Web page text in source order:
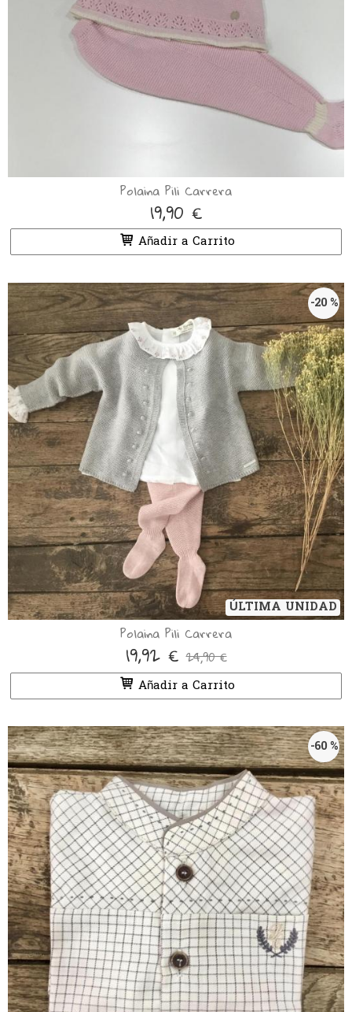
Polaina Pili Carrera
19,90 €
Añadir a Carrito
ÚLTIMA UNIDAD
-20 %
Polaina Pili Carrera
19,92 €24,90 €
Añadir a Carrito
-60 %